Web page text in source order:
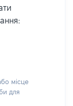
місце
для